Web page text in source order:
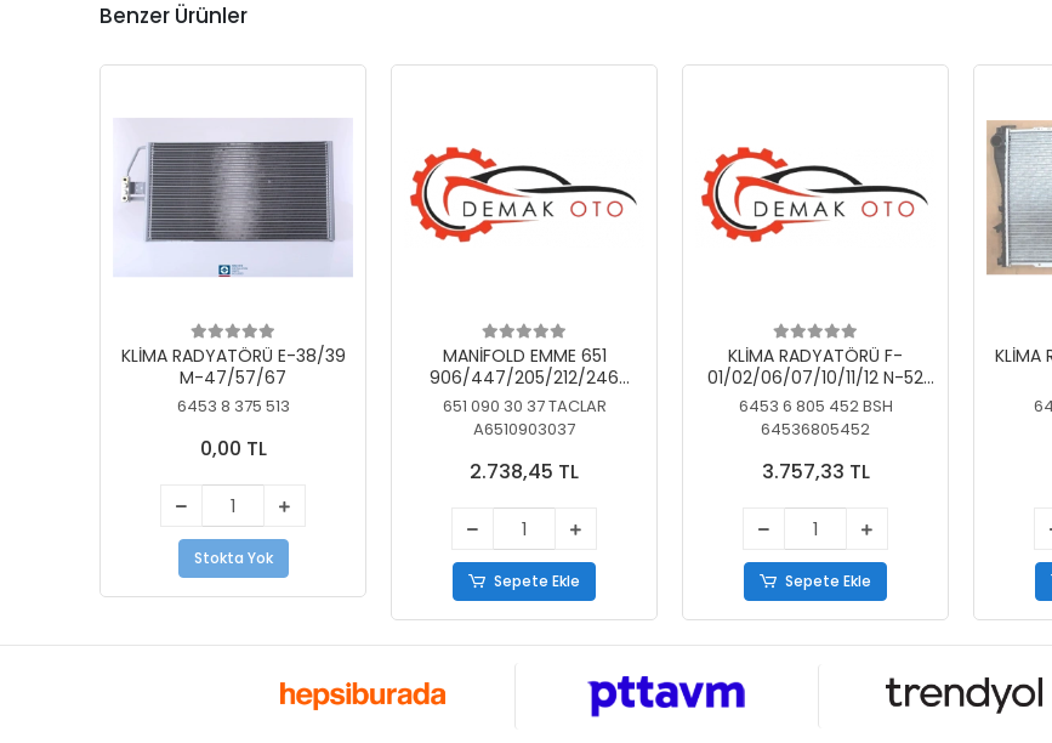
Benzer Ürünler
KLİMA RADYATÖRÜ E-38/39
M-47/57/67
6453 8 375 513
0,00 TL
Stokta Yok
MANİFOLD EMME 651
906/447/205/212/246
KELEBEKSİZ
651 090 30 37 TACLAR
A6510903037
2.738,45 TL
Sepete Ekle
KLİMA RADYATÖRÜ F-
01/02/06/07/10/11/12 N-52
N/N-53/57/63
6453 6 805 452 BSH
64536805452
3.757,33 TL
Sepete Ekle
KLİMA